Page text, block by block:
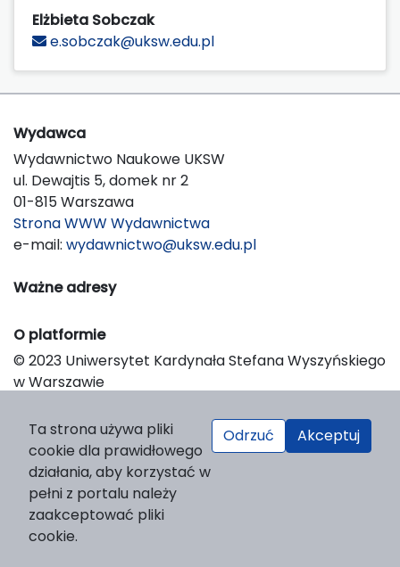
Elżbieta Sobczak
e.sobczak@uksw.edu.pl
Wydawca
Wydawnictwo Naukowe UKSW
ul. Dewajtis 5, domek nr 2
01-815 Warszawa
Strona WWW Wydawnictwa
e-mail: wydawnictwo@uksw.edu.pl
Ważne adresy
O platformie
© 2023 Uniwersytet Kardynała Stefana Wyszyńskiego
w Warszawie
Platform & Workflow by OJS/PKP
Ta strona używa pliki
cookie dla prawidłowego
działania, aby korzystać w
pełni z portalu należy
zaakceptować pliki
cookie.
Odrzuć Akceptuj